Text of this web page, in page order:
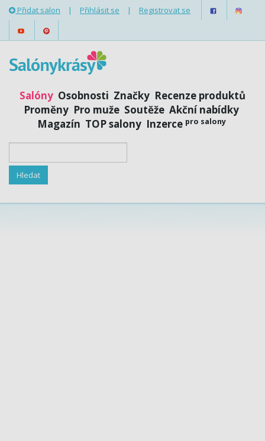
Přidat salon | Přihlásit se | Registrovat se
Salóny Osobnosti Značky Recenze produktů
Proměny Pro muže Soutěže Akční nabídky
Magazín TOP salony Inzerce pro salony